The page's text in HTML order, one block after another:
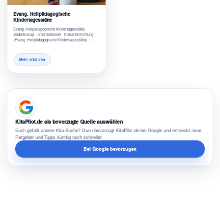
Evang. Heilpädagogische
Kindertagesstätte
Evang. Heilpädagogische Kindertagesstätte,
Süderbrarup - Informationen Diese Einrichtung
(Evang. Heilpädagogische Kindertagesstätte) …
Mehr erfahren
KitaPilot.de als bevorzugte Quelle auswählen
Euch gefällt unsere Kita-Suche? Dann bevorzugt KitaPilot.de bei Google und entdeckt neue
Ratgeber und Tipps künftig noch schneller.
Bei Google bevorzugen